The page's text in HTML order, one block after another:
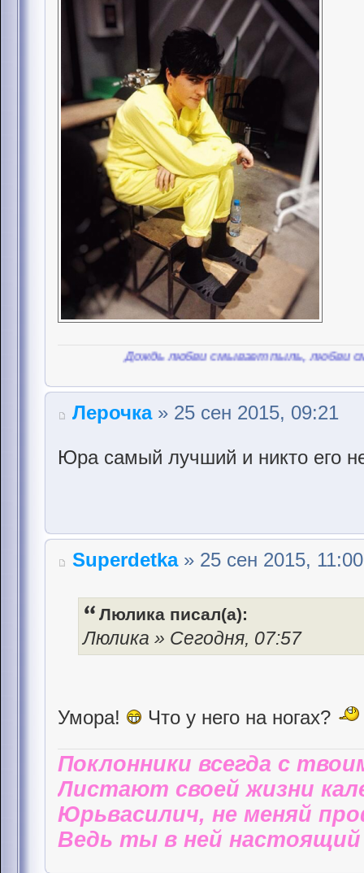
Дождь любви смывает пыль, любви смывает пыль
Лерочка» 25 сен 2015, 09:21
Юра самый лучший и никто его
Superdetka» 25 сен 2015, 11:00
Люлика писал(а):
Люлика » Сегодня, 07:57
Умора! Что у него на ногах?
Поклонники всегда с
Листают своей жизни
Юрьвасилич, не меняй
Ведь ты в ней настоящий